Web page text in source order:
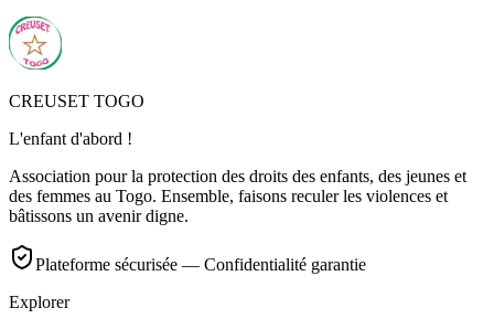
CREUSET TOGO
L'enfant d'abord !
Association pour la protection des droits des enfants, des jeunes et
des femmes au Togo. Ensemble, faisons reculer les violences et
bâtissons un avenir digne.
Plateforme sécurisée — Confidentialité garantie
Explorer